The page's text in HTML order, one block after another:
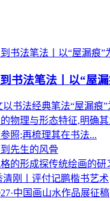
书法笔法丨以“屋
以书法经典笔法“屋漏痕
物理与形态特征,明确
照;再梳理其在书法...
先生的风骨
的形成探传统绘画的研
清刚丨评付记鹏楷书艺术
中国画山水作品展征稿